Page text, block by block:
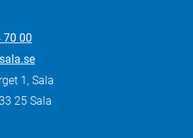
70 00
1, Sala
25 Sala